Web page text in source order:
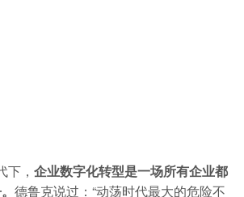
下， 企业数字化转型是一场所有企业都
德鲁克说过：“动荡时代最大的危险不